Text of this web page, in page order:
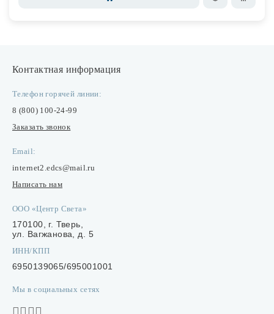
Контактная информация
Телефон горячей линии:
8 (800) 100-24-99
Заказать звонок
Email:
internet2.edcs@mail.ru
Написать нам
ООО «Центр Света»
170100, г. Тверь,
ул. Вагжанова, д. 5
ИНН/КПП
6950139065/695001001
Мы в социальных сетях